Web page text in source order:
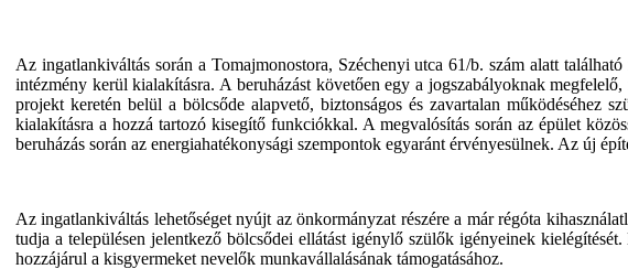
Az ingatlankiváltás során a Tomajmonostora, Széchenyi utca 61/b. szám alatt
intézmény kerül kialakításra. A beruházást követően egy a jogszabályoknak
projekt keretén belül a bölcsőde alapvető, biztonságos és zavartalan működéséhez
kialakításra a hozzá tartozó kisegítő funkciókkal. A megvalósítás során az épület
beruházás során az energiahatékonysági szempontok egyaránt érvényesülnek. Az új
Az ingatlankiváltás lehetőséget nyújt az önkormányzat részére a már régóta
tudja a településen jelentkező bölcsődei ellátást igénylő szülők igényeinek
hozzájárul a kisgyermeket nevelők munkavállalásának támogatásához.